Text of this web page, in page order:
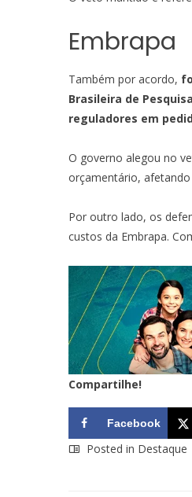
Embrapa
Também por acordo,
Brasileira de
reguladores em
O governo alegou no
orçamentário,
Por outro lado, os
custos da Embrapa.
Compartilhe!
Facebook
Posted in Destaque